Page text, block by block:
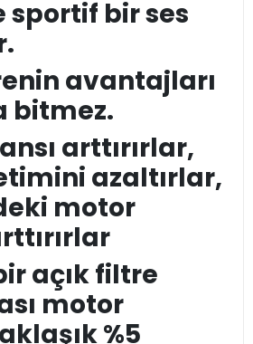
sportif bir ses
avantajları
bitmez.
arttırırlar,
azaltırlar,
motor
açık filtre
motor
%5